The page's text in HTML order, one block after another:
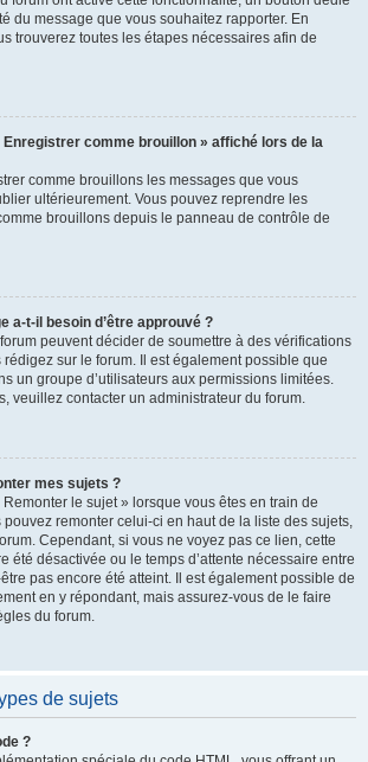
du message que vous souhaitez rapporter. En
trouverez toutes les étapes nécessaires afin de
comme brouillon » affiché lors de la
comme brouillons les messages que vous
ultérieurement. Vous pouvez reprendre les
brouillons depuis le panneau de contrôle de
a-t-il besoin d’être approuvé ?
peuvent décider de soumettre à des vérifications
sur le forum. Il est également possible que
un groupe d’utilisateurs aux permissions limitées.
veuillez contacter un administrateur du forum.
mes sujets ?
le sujet » lorsque vous êtes en train de
remonter celui-ci en haut de la liste des sujets,
Cependant, si vous ne voyez pas ce lien, cette
été désactivée ou le temps d’attente nécessaire entre
pas encore été atteint. Il est également possible de
en y répondant, mais assurez-vous de le faire
du forum.
de sujets
?